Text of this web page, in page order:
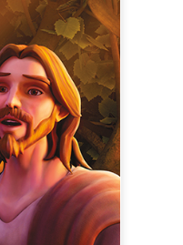
anak-anak
karena
kekuatan dan
Ketika anak-
yang baru,
untuk membagikan